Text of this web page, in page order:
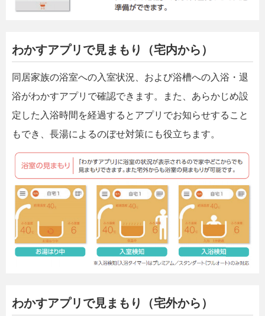
わかすアプリで見まもり（宅内から）
同居家族の浴室への入室状況、および浴槽への入浴・退
浴がわかすアプリで確認できます。また、あらかじめ設
定した入浴時間を経過するとアプリでお知らせすること
もでき、長湯によるのぼせ対策にも役立ちます。
わかすアプリで見まもり（宅外から）